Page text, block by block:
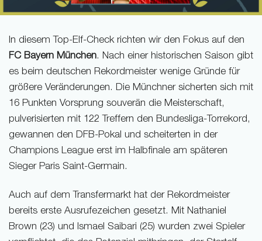
In diesem Top-Elf-Check richten wir den Fokus auf den
FC Bayern München. Nach einer historischen Saison gibt
es beim deutschen Rekordmeister wenige Gründe für
größere Veränderungen. Die Münchner sicherten sich mit
16 Punkten Vorsprung souverän die Meisterschaft,
pulverisierten mit 122 Treffern den Bundesliga-Torrekord,
gewannen den DFB-Pokal und scheiterten in der
Champions League erst im Halbfinale am späteren
Sieger Paris Saint-Germain.
Auch auf dem Transfermarkt hat der Rekordmeister
bereits erste Ausrufezeichen gesetzt. Mit Nathaniel
Brown (23) und Ismael Saibari (25) wurden zwei Spieler